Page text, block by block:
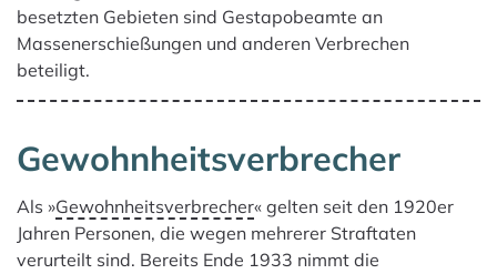
besetzten Gebieten sind Ge­stapo­beamte an
Massenerschießungen und anderen Verbrechen
beteiligt.
Gewohnheitsverbrecher
Als »Gewohnheitsverbrecher« gelten seit den 1920er
Jahren Personen, die wegen mehrerer Straftaten
verurteilt sind. Bereits Ende 1933 nimmt die